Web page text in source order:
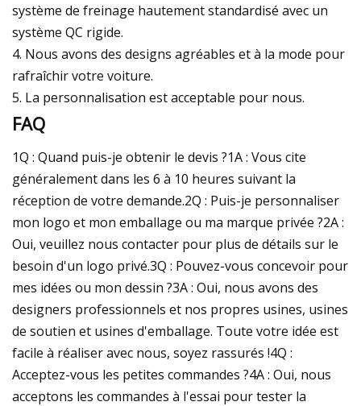
système de freinage hautement standardisé avec un
système QC rigide.
4. Nous avons des designs agréables et à la mode pour
rafraîchir votre voiture.
5. La personnalisation est acceptable pour nous.
FAQ
1Q : Quand puis-je obtenir le devis ?1A : Vous cite
généralement dans les 6 à 10 heures suivant la
réception de votre demande.2Q : Puis-je personnaliser
mon logo et mon emballage ou ma marque privée ?2A :
Oui, veuillez nous contacter pour plus de détails sur le
besoin d'un logo privé.3Q : Pouvez-vous concevoir pour
mes idées ou mon dessin ?3A : Oui, nous avons des
designers professionnels et nos propres usines, usines
de soutien et usines d'emballage. Toute votre idée est
facile à réaliser avec nous, soyez rassurés !4Q :
Acceptez-vous les petites commandes ?4A : Oui, nous
acceptons les commandes à l'essai pour tester la